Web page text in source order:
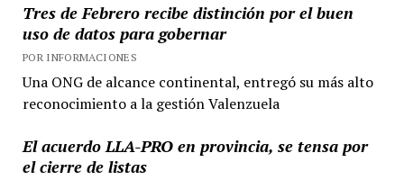
Tres de Febrero recibe distinción por el buen
uso de datos para gobernar
POR INFORMACIONES
Una ONG de alcance continental, entregó su más alto
reconocimiento a la gestión Valenzuela
El acuerdo LLA-PRO en provincia, se tensa por
el cierre de listas